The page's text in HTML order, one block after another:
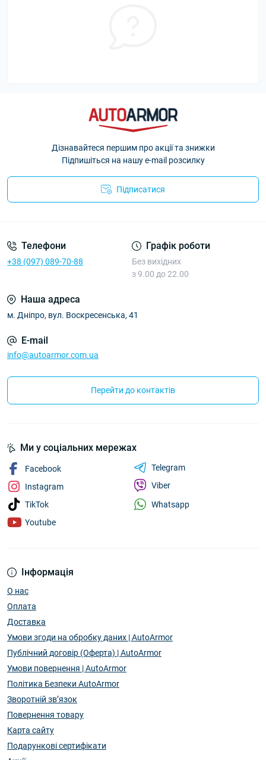
Дізнавайтеся першим про акції та знижки
Підпишіться на нашу e-mail розсилку
Підписатися
Телефони
+38 (097) 089-70-88
Графік роботи
Без вихідних
з 9.00 до 22.00
Наша адреса
м. Дніпро, вул. Воскресенська, 41
E-mail
info@autoarmor.com.ua
Перейти до контактів
Інформація
О нас
Оплата
Доставка
Умови згоди на обробку даних | AutoArmor
Публічний договір (Оферта) | AutoArmor
Умови повернення | AutoArmor
Політика Безпеки AutoArmor
Зворотній зв’язок
Повернення товару
Карта сайту
Подарункові сертифікати
Ми у соціальних мережах
Facebook
Instagram
TikTok
Youtube
Telegram
Viber
Whatsapp